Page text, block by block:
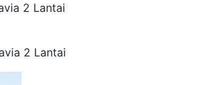
2 Lantai
2 Lantai